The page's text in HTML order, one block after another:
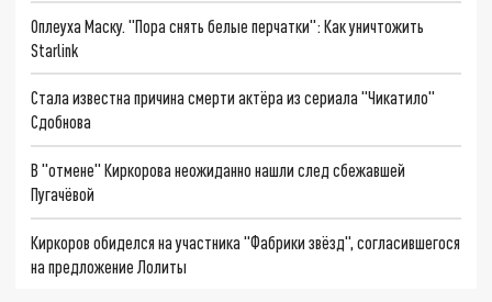
Оплеуха Маску. "Пора снять белые перчатки": Как уничтожить
Starlink
Стала известна причина смерти актёра из сериала "Чикатило"
Сдобнова
В "отмене" Киркорова неожиданно нашли след сбежавшей
Пугачёвой
Киркоров обиделся на участника "Фабрики звёзд", согласившегося
на предложение Лолиты